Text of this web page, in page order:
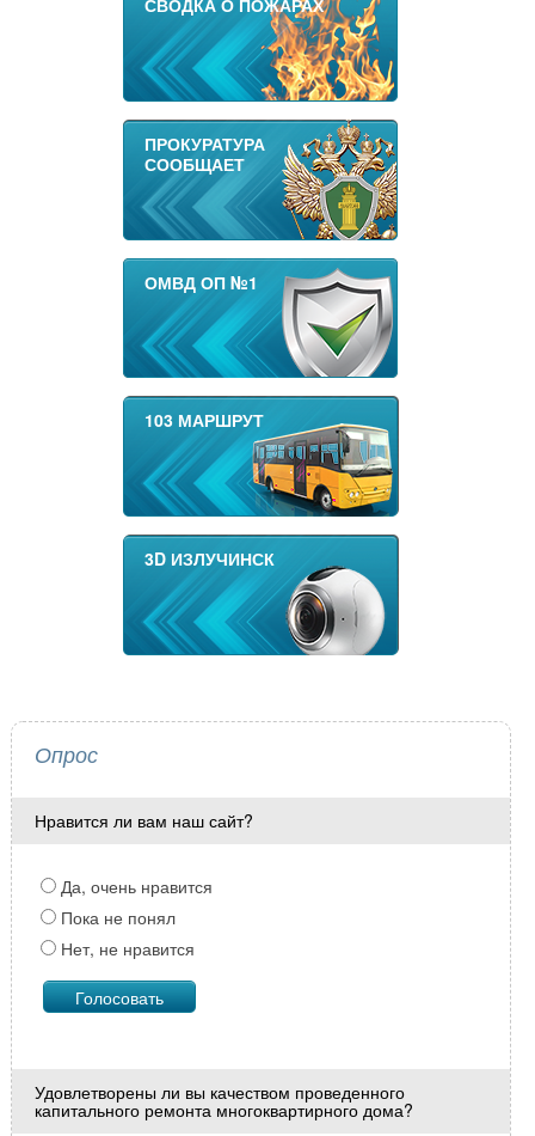
СВОДКА О ПОЖАРАХ
ПРОКУРАТУРА
СООБЩАЕТ
ОМВД ОП №1
103 МАРШРУТ
3D ИЗЛУЧИНСК
Опрос
Нравится ли вам наш сайт?
Да, очень нравится
Пока не понял
Нет, не нравится
Удовлетворены ли вы качеством проведенного
капитального ремонта многоквартирного дома?